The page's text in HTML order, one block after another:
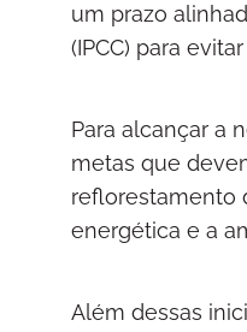
um prazo
(IPCC) para
Para alcançar a
metas que
reflorestamento
energética e a
Além dessas